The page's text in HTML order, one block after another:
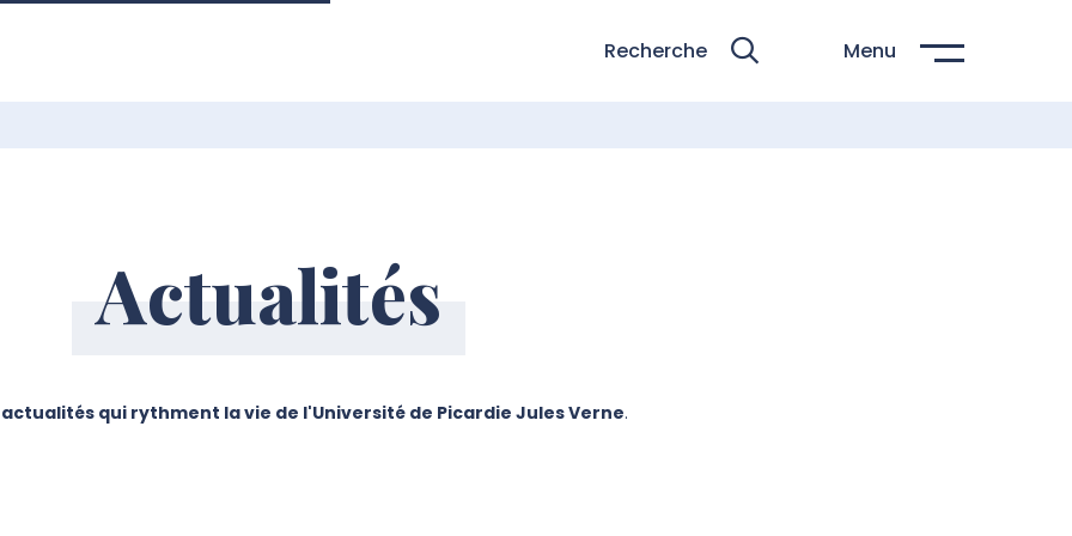
Recherche Menu
Actualités
actualités qui rythment la vie de l'Université de Picardie Jules Verne.